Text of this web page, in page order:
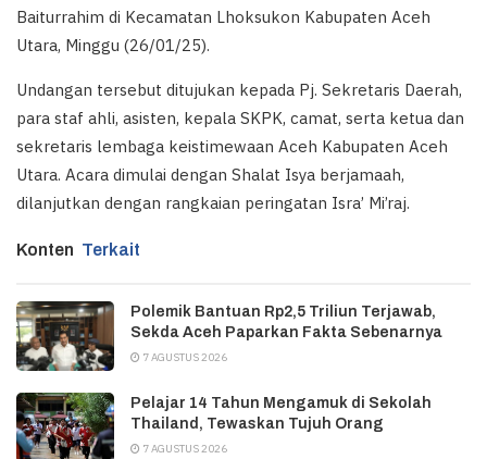
Baiturrahim di Kecamatan Lhoksukon Kabupaten Aceh
Utara, Minggu (26/01/25).
Undangan tersebut ditujukan kepada Pj. Sekretaris Daerah,
para staf ahli, asisten, kepala SKPK, camat, serta ketua dan
sekretaris lembaga keistimewaan Aceh Kabupaten Aceh
Utara. Acara dimulai dengan Shalat Isya berjamaah,
dilanjutkan dengan rangkaian peringatan Isra’ Mi’raj.
Konten Terkait
Polemik Bantuan Rp2,5 Triliun Terjawab,
Sekda Aceh Paparkan Fakta Sebenarnya
7 AGUSTUS 2026
Pelajar 14 Tahun Mengamuk di Sekolah
Thailand, Tewaskan Tujuh Orang
7 AGUSTUS 2026